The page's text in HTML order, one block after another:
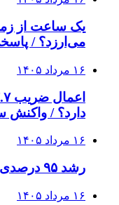
می‌ارزد؟ /
۱۶ مرداد ۱۴۰۵
دارد؟ / واکنش
۱۶ مرداد ۱۴۰۵
رشد ۹۵ درصدی ارزش معاملات بورس‌های کالایی
۱۶ مرداد ۱۴۰۵